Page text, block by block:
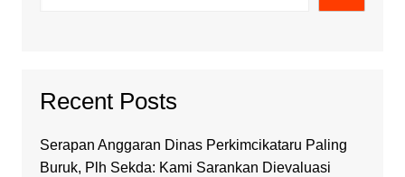
Recent Posts
Serapan Anggaran Dinas Perkimcikataru Paling
Buruk, Plh Sekda: Kami Sarankan Dievaluasi